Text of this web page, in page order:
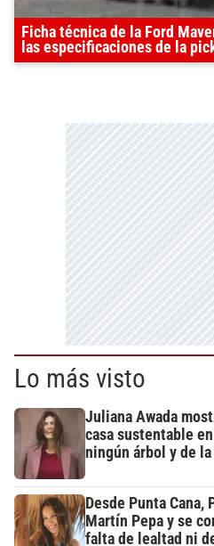
Ficha técnica de la Ford
las especificaciones de la
Lo más visto
Juliana Awada
casa sustentable
ningún árbol y de
Desde Punta Cana,
Martín Pepa y se
falta de lealtad ni